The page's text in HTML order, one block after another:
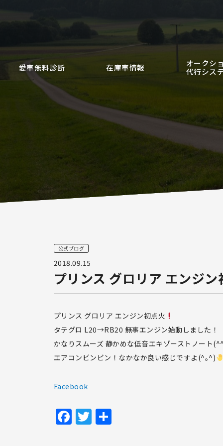
愛車無料診断 在庫車情報
オークシ
代行シス
公式ブログ
2018.09.15
プリンス グロリア エンジン
プリンス グロリア エンジン初点火
タテグロ L20→RB20 無事エンジン始動しました！
かなりスムーズ 静かめな低音エキゾーストノート
エアコンビンビン！なかなか良い感じですよ(^｡^)
Facebook
Facebook
Twitter
共